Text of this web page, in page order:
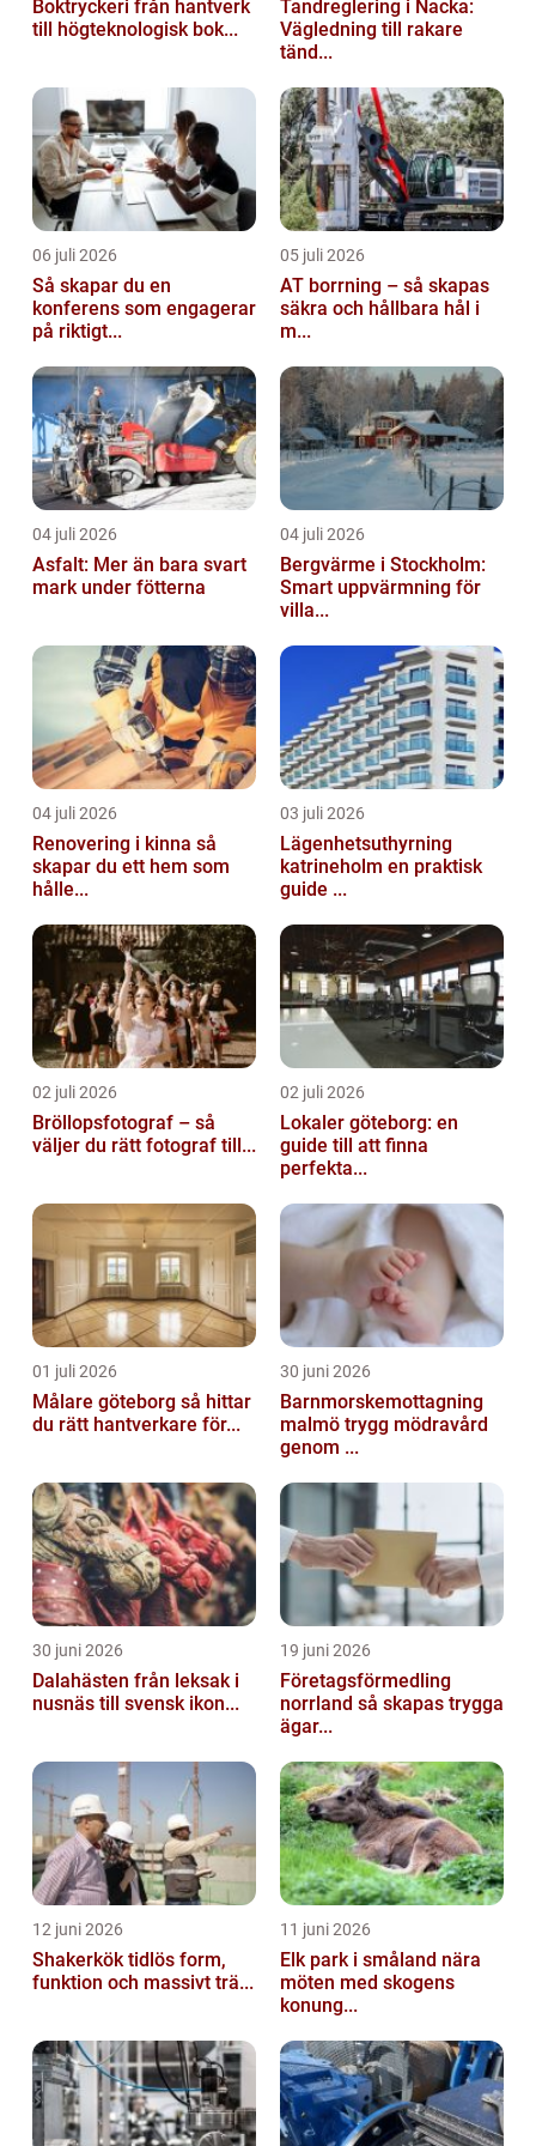
Boktryckeri från hantverk
till högteknologisk bok...
Tandreglering i Nacka:
Vägledning till rakare
tänd...
06 juli 2026
Så skapar du en
konferens som engagerar
på riktigt...
05 juli 2026
AT borrning – så skapas
säkra och hållbara hål i
m...
04 juli 2026
Asfalt: Mer än bara svart
mark under fötterna
04 juli 2026
Bergvärme i Stockholm:
Smart uppvärmning för
villa...
04 juli 2026
Renovering i kinna så
skapar du ett hem som
hålle...
03 juli 2026
Lägenhetsuthyrning
katrineholm en praktisk
guide ...
02 juli 2026
Bröllopsfotograf – så
väljer du rätt fotograf till...
02 juli 2026
Lokaler göteborg: en
guide till att finna
perfekta...
01 juli 2026
Målare göteborg så hittar
du rätt hantverkare för...
30 juni 2026
Barnmorskemottagning
malmö trygg mödravård
genom ...
30 juni 2026
Dalahästen från leksak i
nusnäs till svensk ikon...
19 juni 2026
Företagsförmedling
norrland så skapas trygga
ägar...
12 juni 2026
Shakerkök tidlös form,
funktion och massivt trä...
11 juni 2026
Elk park i småland nära
möten med skogens
konung...